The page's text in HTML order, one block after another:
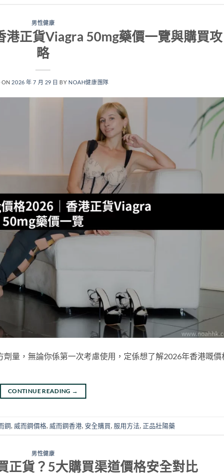
男性健康
港正貨Viagra 50mg藥價一覽與購買攻
略
ON 2026 年 7 月 29 日 BY NOAH健康團隊
量，無論你係第一次考慮使用，定係想了解2026年香港嘅價
CONTINUE READING →
鋼, 威而鋼價格, 威而鋼香港, 安全購買, 服用方法, 正品壯陽藥
男性健康
正貨？5大購買渠道價格安全對比